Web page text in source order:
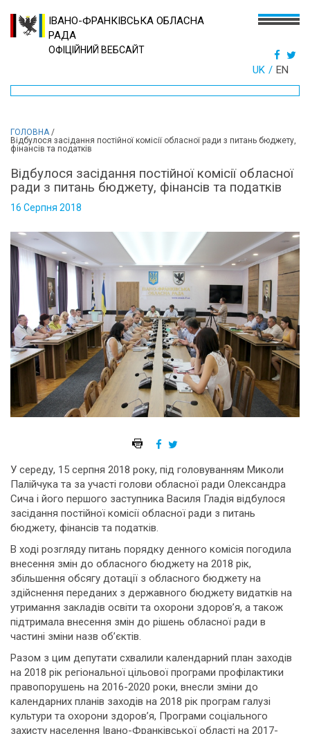
ІВАНО-ФРАНКІВСЬКА ОБЛАСНА
РАДА
ОФІЦІЙНИЙ ВЕБСАЙТ
UK EN
ГОЛОВНА/
Відбулося засідання постійної комісії обласної ради з питань бюджету,
фінансів та податків
Відбулося засідання постійної комісії обласної
ради з питань бюджету, фінансів та податків
16 Серпня 2018
У середу, 15 серпня 2018 року, під головуванням Миколи
Палійчука та за участі голови обласної ради Олександра
Сича і його першого заступника Василя Гладія відбулося
засідання постійної комісії обласної ради з питань
бюджету, фінансів та податків.
В ході розгляду питань порядку денного комісія погодила
внесення змін до обласного бюджету на 2018 рік,
збільшення обсягу дотації з обласного бюджету на
здійснення переданих з державного бюджету видатків на
утримання закладів освіти та охорони здоров’я, а також
підтримала внесення змін до рішень обласної ради в
частині зміни назв об’єктів.
Разом з цим депутати схвалили календарний план заходів
на 2018 рік регіональної цільової програми профілактики
правопорушень на 2016-2020 роки, внесли зміни до
календарних планів заходів на 2018 рік програм галузі
культури та охорони здоров’я, Програми соціального
захисту населення Івано-Франківської області на 2017-